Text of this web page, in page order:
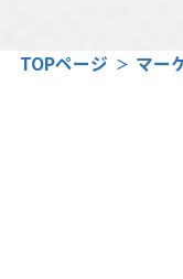
TOPページ マー